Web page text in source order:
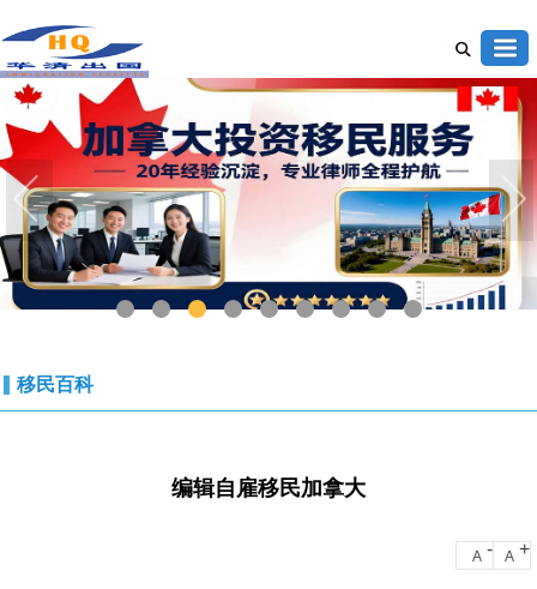
1 2 3 4 5 7 8 9
移民百科
编辑自雇移民加拿大
A - A +